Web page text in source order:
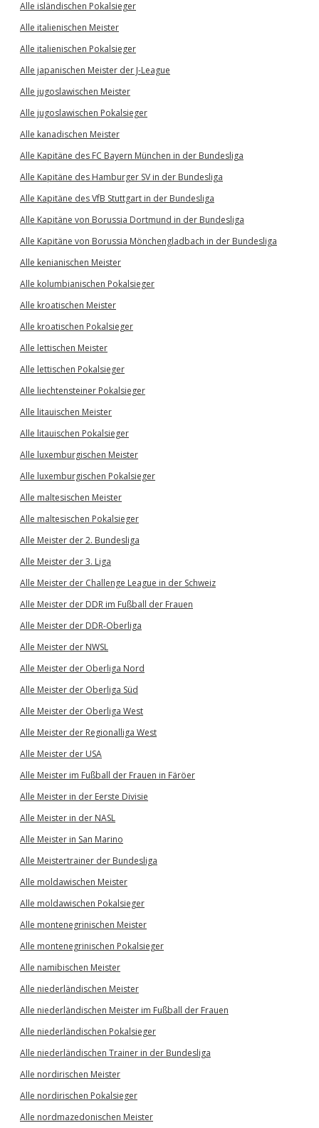
Alle isländischen Pokalsieger
Alle italienischen Meister
Alle italienischen Pokalsieger
Alle japanischen Meister der J-League
Alle jugoslawischen Meister
Alle jugoslawischen Pokalsieger
Alle kanadischen Meister
Alle Kapitäne des FC Bayern München in der Bundesliga
Alle Kapitäne des Hamburger SV in der Bundesliga
Alle Kapitäne des VfB Stuttgart in der Bundesliga
Alle Kapitäne von Borussia Dortmund in der Bundesliga
Alle Kapitäne von Borussia Mönchengladbach in der Bundesliga
Alle kenianischen Meister
Alle kolumbianischen Pokalsieger
Alle kroatischen Meister
Alle kroatischen Pokalsieger
Alle lettischen Meister
Alle lettischen Pokalsieger
Alle liechtensteiner Pokalsieger
Alle litauischen Meister
Alle litauischen Pokalsieger
Alle luxemburgischen Meister
Alle luxemburgischen Pokalsieger
Alle maltesischen Meister
Alle maltesischen Pokalsieger
Alle Meister der 2. Bundesliga
Alle Meister der 3. Liga
Alle Meister der Challenge League in der Schweiz
Alle Meister der DDR im Fußball der Frauen
Alle Meister der DDR-Oberliga
Alle Meister der NWSL
Alle Meister der Oberliga Nord
Alle Meister der Oberliga Süd
Alle Meister der Oberliga West
Alle Meister der Regionalliga West
Alle Meister der USA
Alle Meister im Fußball der Frauen in Färöer
Alle Meister in der Eerste Divisie
Alle Meister in der NASL
Alle Meister in San Marino
Alle Meistertrainer der Bundesliga
Alle moldawischen Meister
Alle moldawischen Pokalsieger
Alle montenegrinischen Meister
Alle montenegrinischen Pokalsieger
Alle namibischen Meister
Alle niederländischen Meister
Alle niederländischen Meister im Fußball der Frauen
Alle niederländischen Pokalsieger
Alle niederländischen Trainer in der Bundesliga
Alle nordirischen Meister
Alle nordirischen Pokalsieger
Alle nordmazedonischen Meister